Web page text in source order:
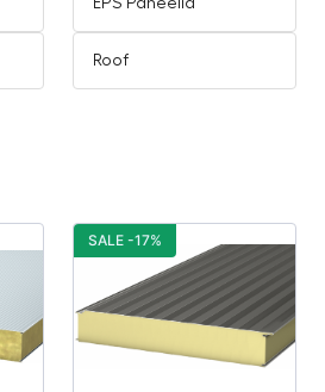
EPS Paneelid
Roof
SALE -17%